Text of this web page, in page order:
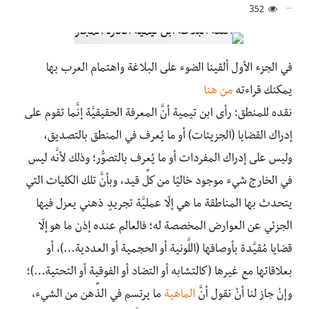
في الجزء الأول ألقينا الضوء على البلاغة واهتمام العرب بها
يمكنك قراءته من هنا
نقده للمنطق: رأى ابن تيمية أنَّ المعرفة الحقيقيَّة إنَّما تقوم على
إدراك القضايا (الجزيئات) أو ما يُعرف في المنطق بالتصديق،
وليس على إدراك المفردات أو ما يُعرف بالتصوُّر؛ وذلك لأنَّه ليس
في الخارج شيء موجود خاليًا من كلِّ قيد، وبأنَّ تلك الكليات التي
يتحدث بها المناطقة ما هي إلّا عمليَّة تجريدٍ ذهني يعزل فيها
الجزئي عن العوارض المخصصة له؛ فالعالم عنده إذن ما هو إلّا
قضايا مُقيَّدة بأوصافها (اللَّونية أو الحجمية أو العددية…)، أو
بعلاقاتها مع غيرها (كالتشابه أو التضاد أو الفوقية أو التحتية…)؛
وإنْ جاز لنا أنْ نقول أنَّ الماهية ما يرتسم في الذِّهن من الشيء،